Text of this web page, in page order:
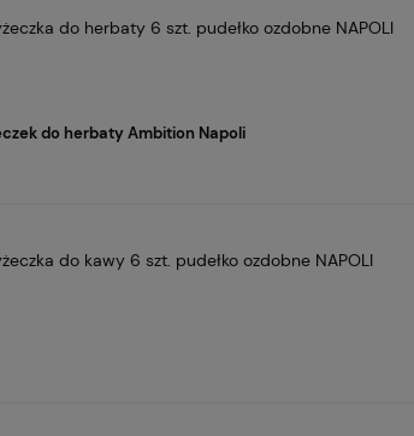
do herbaty 6 szt. pudełko ozdobne NAPOLI
do herbaty Ambition Napoli
do kawy 6 szt. pudełko ozdobne NAPOLI